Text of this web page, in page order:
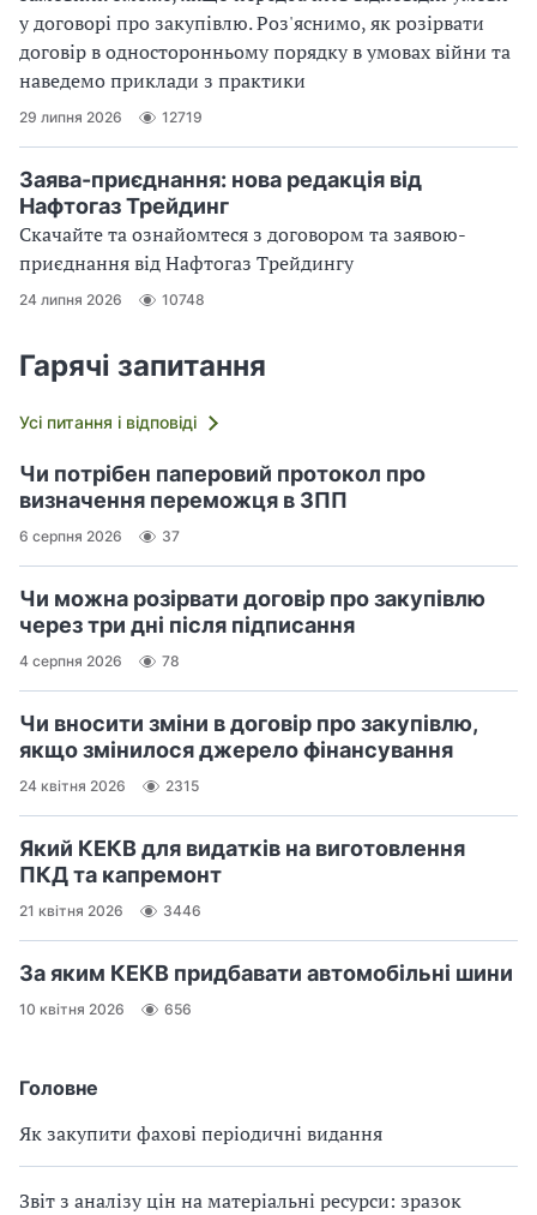
Головне
Як закупити фахові періодичні видання
Звіт з аналізу цін на матеріальні ресурси: зразок
у договорі про закупівлю. Роз'яснимо, як розірвати
договір в односторонньому порядку в умовах війни та
наведемо приклади з практики
29 липня 2026 12719
Заява-приєднання: нова редакція від
Нафтогаз Трейдинг
Скачайте та ознайомтеся з договором та заявою-
приєднання від Нафтогаз Трейдингу
24 липня 2026 10748
Гарячі запитання
Усі питання і відповіді
Чи потрібен паперовий протокол про
визначення переможця в ЗПП
6 серпня 2026 37
Чи можна розірвати договір про закупівлю
через три дні після підписання
4 серпня 2026 78
Чи вносити зміни в договір про закупівлю,
якщо змінилося джерело фінансування
24 квітня 2026 2315
Який КЕКВ для видатків на виготовлення
ПКД та капремонт
21 квітня 2026 3446
За яким КЕКВ придбавати автомобільні шини
10 квітня 2026 656